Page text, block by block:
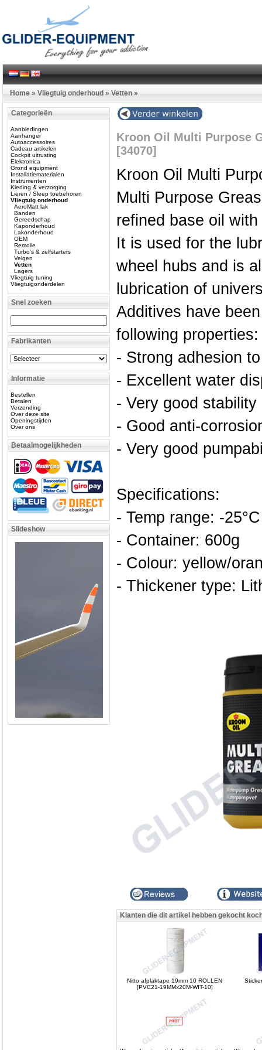
Home » Vliegtuig onderhoud » Vetten »
Categorieën
Aanbiedingen
Aanhanger
Autoaccessoires
Cadeau artikelen
Cockpit uitrusting
Elektronica
Grond equipment
Installatiematerialen
Instrumenten
Kleding & verzorging
Lieren / Sleep toebehoren
Vliegtuig onderhoud
AeroMatt lak
Banden
Gereedschap
Kaponderhoud
Lakonderhoud
OEM
Remolie
Turbo's & zelfstarters
Velgen
Vetten
Lagers
Vliegtuig tuning
Vliegtuigonderdelen
Snel zoeken
Fabrikanten
Informatie
Bestellen
Betalen
Verzending
Over deze site
Openingstijden
Over ons
Betaalmogelijkheden
Slideshow
Kroon Oil Multi Purpose
[34070]
Kroon Oil Multi
Multi Purpose
refined base oil
It is used for the
wheel hubs and is
lubrication of
Additives have
following properties:
- Strong adhesion
- Excellent water
- Very good stability
- Good anti-
- Very good
Specifications:
- Temp range: -
- Container: 600g
- Colour: yellow/
- Thickener type:
Klanten die dit artikel hebben gekocht
Nitto afplaktape 19mm 10 ROLLEN
[PVC21-19MMx20M-WIT-10]